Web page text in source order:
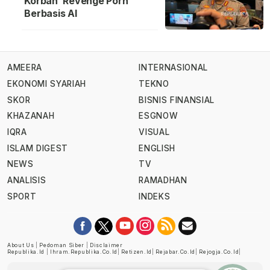
Berbasis AI
AMEERA
EKONOMI SYARIAH
SKOR
KHAZANAH
IQRA
ISLAM DIGEST
NEWS
ANALISIS
SPORT
INTERNASIONAL
TEKNO
BISNIS FINANSIAL
ESGNOW
VISUAL
ENGLISH
TV
RAMADHAN
INDEKS
About Us Pedoman Siber
Disclaimer
Republika.id
Ihram.republika.co.id Retizen.id Rejabar.co.id Rejogja.co.id